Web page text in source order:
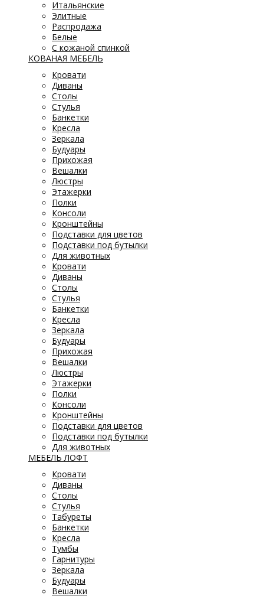
Итальянские
Элитные
Распродажа
Белые
С кожаной спинкой
КОВАНАЯ МЕБЕЛЬ
Кровати
Диваны
Столы
Стулья
Банкетки
Кресла
Зеркала
Будуары
Прихожая
Вешалки
Люстры
Этажерки
Полки
Консоли
Кронштейны
Подставки для цветов
Подставки под бутылки
Для животных
Кровати
Диваны
Столы
Стулья
Банкетки
Кресла
Зеркала
Будуары
Прихожая
Вешалки
Люстры
Этажерки
Полки
Консоли
Кронштейны
Подставки для цветов
Подставки под бутылки
Для животных
МЕБЕЛЬ ЛОФТ
Кровати
Диваны
Столы
Стулья
Табуреты
Банкетки
Кресла
Тумбы
Гарнитуры
Зеркала
Будуары
Вешалки